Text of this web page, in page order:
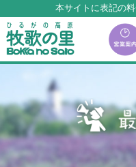
牧歌の里温泉『牧華』